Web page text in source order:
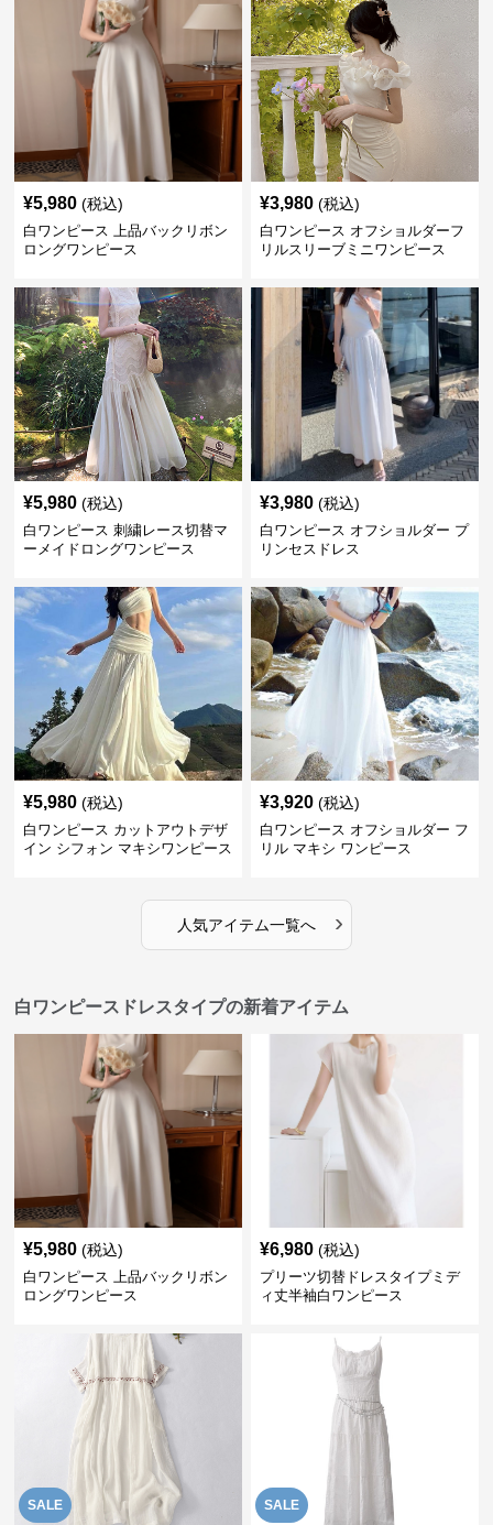
¥5,980 (税込)
白ワンピース 上品バックリボン
ロングワンピース
¥3,980 (税込)
白ワンピース オフショルダーフ
リルスリーブミニワンピース
¥5,980 (税込)
白ワンピース 刺繍レース切替マ
ーメイドロングワンピース
¥3,980 (税込)
白ワンピース オフショルダー プ
リンセスドレス
¥5,980 (税込)
白ワンピース カットアウトデザ
イン シフォン マキシワンピース
¥3,920 (税込)
白ワンピース オフショルダー フ
リル マキシ ワンピース
人気アイテム一覧へ ›
白ワンピースドレスタイプの新着アイテム
¥5,980 (税込)
白ワンピース 上品バックリボン
ロングワンピース
¥6,980 (税込)
プリーツ切替ドレスタイプミデ
ィ丈半袖白ワンピース
SALE SALE